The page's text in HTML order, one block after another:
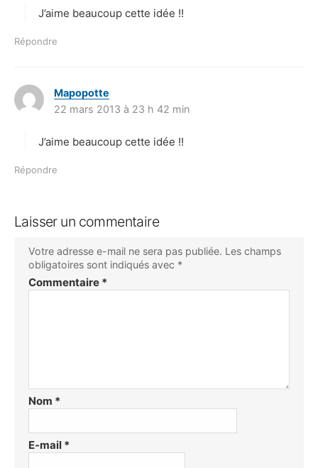
J’aime beaucoup cette idée !!
Répondre
Mapopotte
i
22 mars 2013 à 23 h 42 min
J’aime beaucoup cette idée !!
Répondre
Laisser un commentaire
Votre adresse e-mail ne sera pas publiée. Les champs
obligatoires sont indiqués avec *
Commentaire *
Nom *
E-mail *